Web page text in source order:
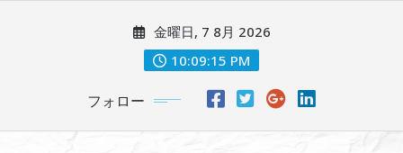
に
金曜日, 7 8月 2026
10:09:16 PM
フォロー